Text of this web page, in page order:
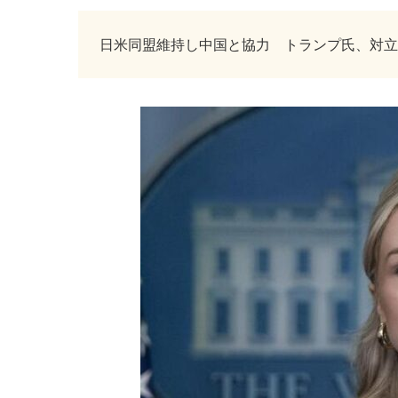
日米同盟維持し中国と協力 トランプ氏、対